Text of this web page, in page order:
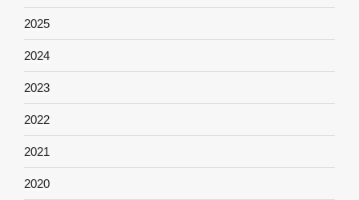
2025
2024
2023
2022
2021
2020